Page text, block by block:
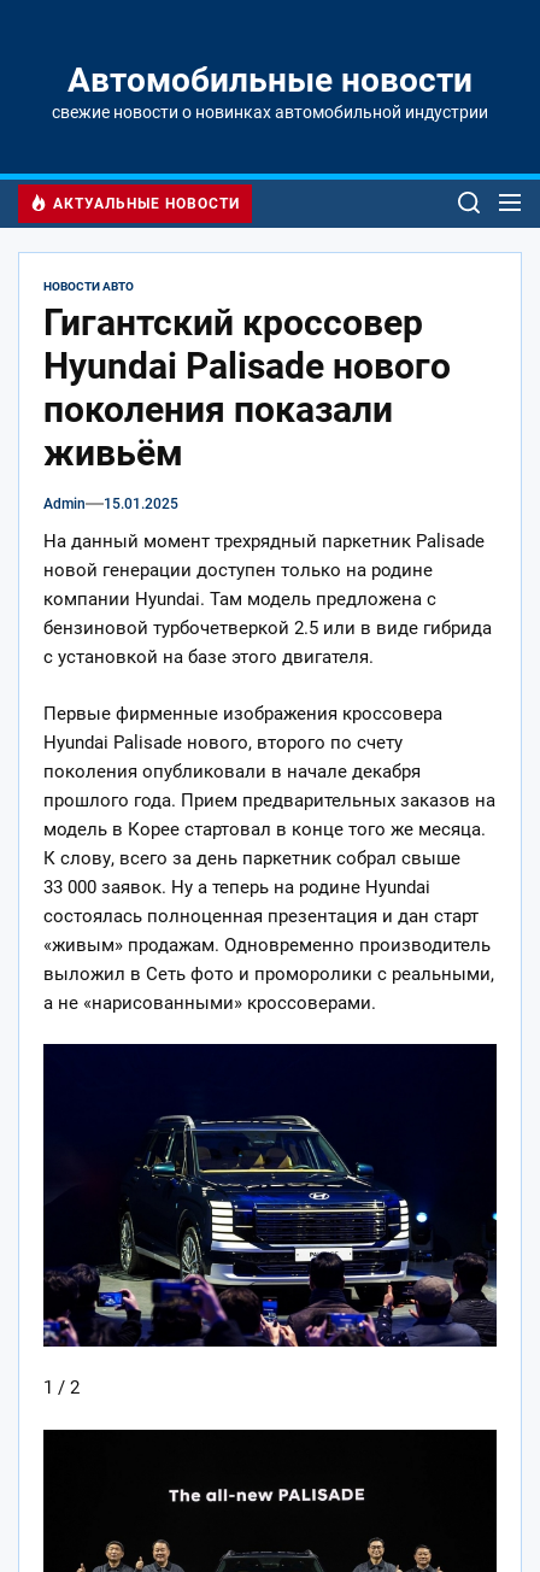
содержимомуАвтомобильные новости
свежие новости о новинках автомобильной индустрии
АКТУАЛЬНЫЕ НОВОСТИ
НОВОСТИ АВТО
Гигантский кроссовер
Hyundai Palisade нового
поколения показали
живьём
Admin 15.01.2025
На данный момент трехрядный паркетник Palisade
новой генерации доступен только на родине
компании Hyundai. Там модель предложена с
бензиновой турбочетверкой 2.5 или в виде гибрида
с установкой на базе этого двигателя.
Первые фирменные изображения кроссовера
Hyundai Palisade нового, второго по счету
поколения опубликовали в начале декабря
прошлого года. Прием предварительных заказов на
модель в Корее стартовал в конце того же месяца.
К слову, всего за день паркетник собрал свыше
33 000 заявок. Ну а теперь на родине Hyundai
состоялась полноценная презентация и дан старт
«живым» продажам. Одновременно производитель
выложил в Сеть фото и проморолики с реальными,
а не «нарисованными» кроссоверами.
1 / 2